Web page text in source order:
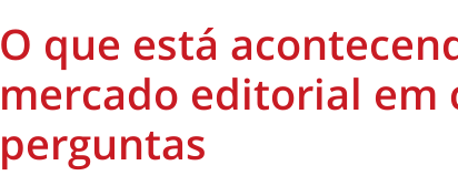
O que está
mercado editorial em
perguntas